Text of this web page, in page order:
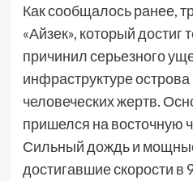
Как сообщалось ранее,
«Айзек», который достиг
причинил серьезного
инфраструктуре
человеческих жертв.
пришелся на восточную
Сильный дождь и
достигавшие скорости в